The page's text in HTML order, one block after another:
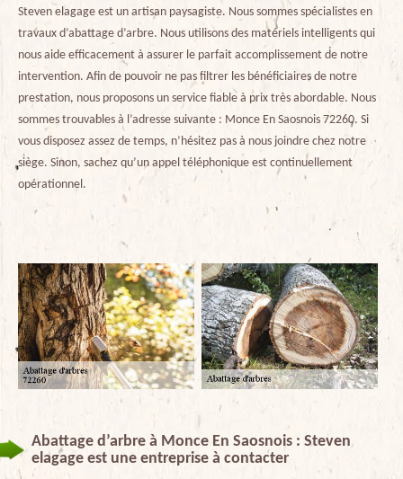
Steven elagage est un artisan paysagiste. Nous sommes spécialistes en
travaux d’abattage d’arbre. Nous utilisons des matériels intelligents qui
nous aide efficacement à assurer le parfait accomplissement de notre
intervention. Afin de pouvoir ne pas filtrer les bénéficiaires de notre
prestation, nous proposons un service fiable à prix très abordable. Nous
sommes trouvables à l’adresse suivante : Monce En Saosnois 72260. Si
vous disposez assez de temps, n’hésitez pas à nous joindre chez notre
siège. Sinon, sachez qu’un appel téléphonique est continuellement
opérationnel.
Abattage d’arbre à Monce En Saosnois : Steven
elagage est une entreprise à contacter